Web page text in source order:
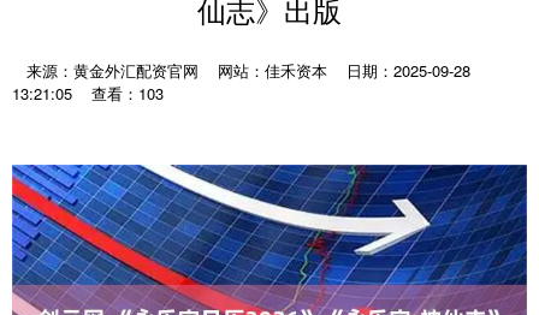
仙志》出版
来源：黄金外汇配资官网 网站：佳禾资本
日期：2025-09-28
13:21:05
查看：103